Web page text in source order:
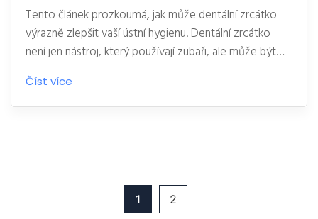
Tento článek prozkoumá, jak může dentální zrcátko
výrazně zlepšit vaší ústní hygienu. Dentální zrcátko
není jen nástroj, který používají zubaři, ale může být
užitečný i pro každodenní použití doma. Zjistíte, jak
správně používat dentální zrcátko k identifikaci
problémových oblastí ve vaší ústní dutině, jak ho čistit
Číst více
1 2